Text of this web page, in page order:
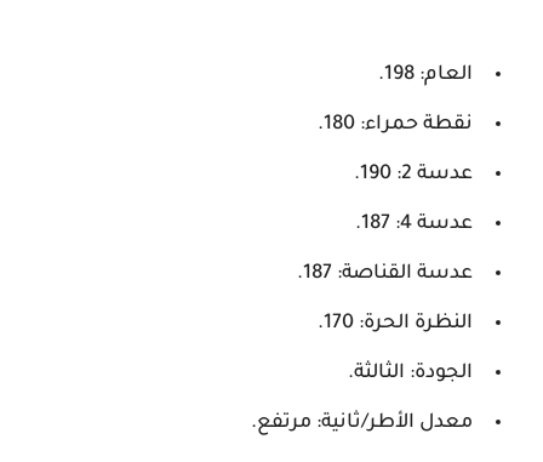
العام: 198.
نقطة حمراء: 180.
عدسة 2: 190.
عدسة 4: 187.
عدسة القناصة: 187.
النظرة الحرة: 170.
الجودة: الثالثة.
معدل الأطر/ثانية: مرتفع.